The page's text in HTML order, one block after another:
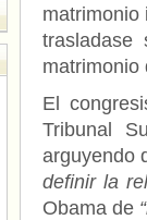
matrimonio
matrimonio
El
Tribunal
arguyendo
definir la
Obama de